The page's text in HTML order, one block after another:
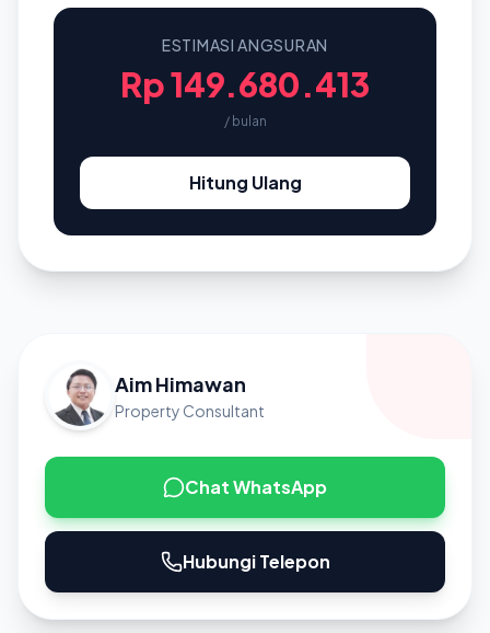
ESTIMASI ANGSURAN
Rp 149.680.413
/ bulan
Hitung Ulang
Aim Himawan
Property Consultant
Chat WhatsApp
Hubungi Telepon